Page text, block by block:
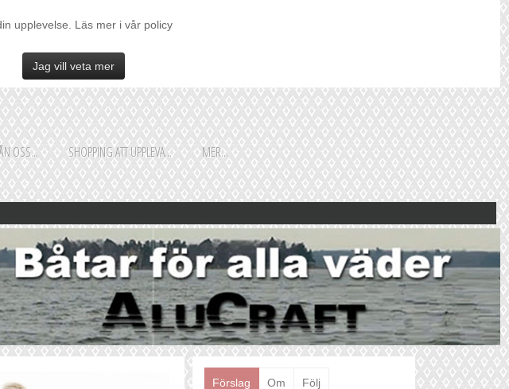
upplevelse. Läs mer i vår policy
Jag vill veta mer
OSS... SHOPPING ATT UPPLEVA... MER...
Förslag Om Följ
Shoppingguiden är främst
framtagen för vår huvudstads
besökare